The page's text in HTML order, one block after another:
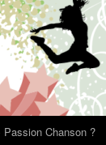
Chanson ?